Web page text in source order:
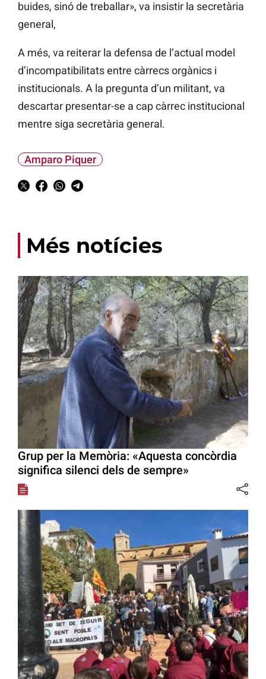
buides, sinó de treballar», va insistir la secretària
general,
A més, va reiterar la defensa de l’actual model
d’incompatibilitats entre càrrecs orgànics i
institucionals. A la pregunta d’un militant, va
descartar presentar-se a cap càrrec institucional
mentre siga secretària general.
Amparo Piquer
Més notícies
Grup per la Memòria: «Aquesta concòrdia
significa silenci dels de sempre»